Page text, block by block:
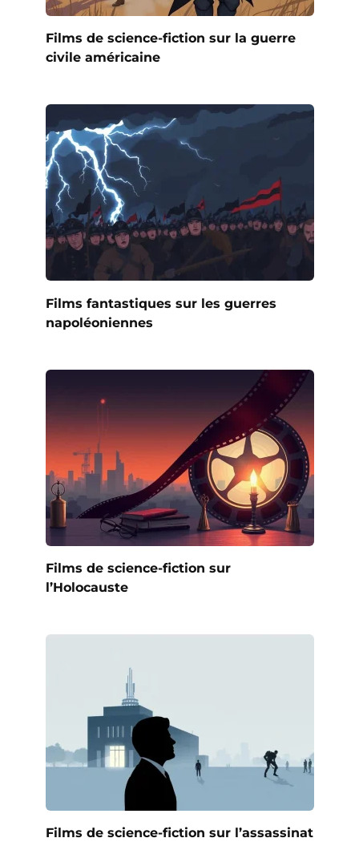
Films de science-fiction sur la guerre
civile américaine
Films fantastiques sur les guerres
napoléoniennes
Films de science-fiction sur
l’Holocauste
Films de science-fiction sur l’assassinat